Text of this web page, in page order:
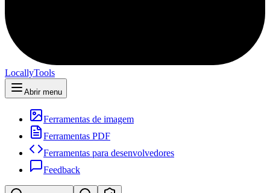
LocallyTools
Abrir menu
Ferramentas de imagem
Ferramentas PDF
Ferramentas para desenvolvedores
Feedback